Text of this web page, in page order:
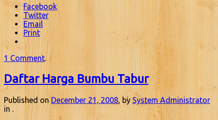
Facebook
Twitter
Email
Print
1 Comment.
Daftar Harga Bumbu Tabur
Published on December 21, 2008, by System Administrator
in .